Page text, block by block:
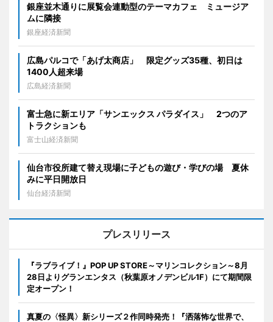
銀座並木通りに展覧会連動型のテーマカフェ ミュージア
ムに隣接
銀座経済新聞
広島パルコで「あげ太商店」 限定グッズ35種、初日は
1400人超来場
広島経済新聞
富士急に新エリア「サンエックス パラダイス」 2つのア
トラクションも
富士山経済新聞
仙台市役所建て替え現場に子どもの遊び・学びの場 夏休
みに平日開放日
仙台経済新聞
プレスリリース
『ラブライブ！』POP UP STORE～マリンコレクション～8月
28日よりグランエンタス（秋葉原オノデンビル1F）にて期間限
定オープン！
真夏の〈怪異〉新シリーズ２作同時発売！『洒落怖な世界で、